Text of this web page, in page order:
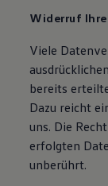
Widerruf
Viele
bereits
Dazu reicht
uns. Die
erfolgten
unberührt.